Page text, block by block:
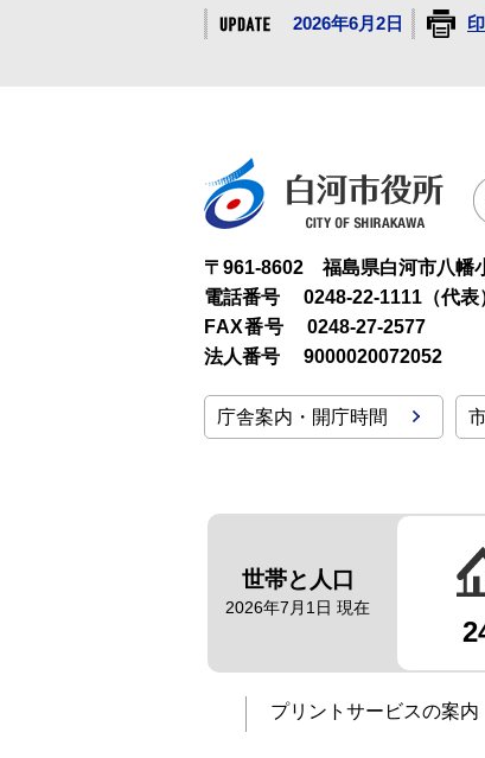
2026年6月2日
白
〒961-8602 福島県白河市八幡
電話番号
0248-22-1111（代表
FAX番号
0248-27-2577
法人番号
9000020072052
庁舎案内・開庁時間
世帯と人口
2026年7月1日 現在
プリントサービスの案内